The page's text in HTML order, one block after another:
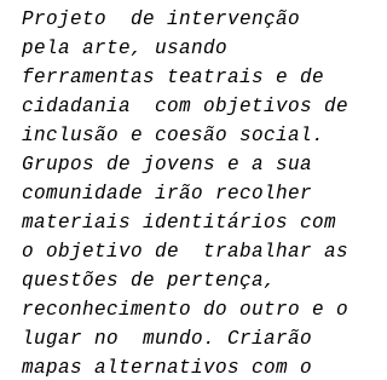
Projeto  de intervenção
pela arte, usando
ferramentas teatrais e de
cidadania  com objetivos de
inclusão e coesão social.
Grupos de jovens e a sua
comunidade irão recolher
materiais identitários com
o objetivo de  trabalhar as
questões de pertença,
reconhecimento do outro e o
lugar no  mundo. Criarão
mapas alternativos com o